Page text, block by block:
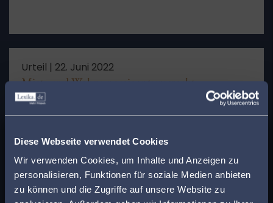
Diese Webseite verwendet Cookies
Wir verwenden Cookies, um Inhalte und Anzeigen zu
personalisieren, Funktionen für soziale Medien anbieten
zu können und die Zugriffe auf unsere Website zu
Urteil | 22. Juni 2022
Miet- und Wohnungseigentumsrecht
LEXNET Redaktion
Vorrang einer Lasteneintragungsregelung in der
Herstellung eines Brandschutzkonzepts
mehr lesen
Finden Sie den
passenden Anwalt in
Ihrer Nähe!